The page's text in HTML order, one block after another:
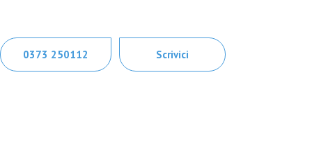
0373 250112 Scrivici